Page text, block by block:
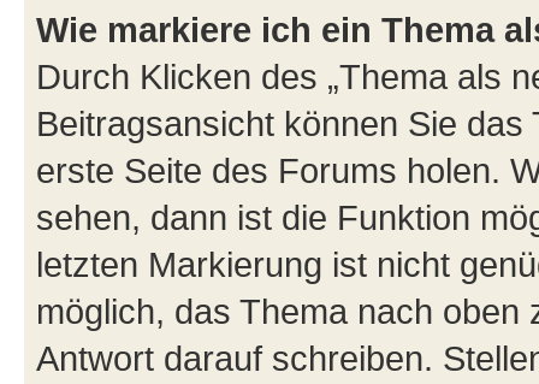
Wie markiere ich ein Thema
Durch Klicken des „Thema als
Beitragsansicht können Sie
erste Seite des Forums holen.
sehen, dann ist die Funktion
letzten Markierung ist nicht
möglich, das Thema nach oben
Antwort darauf schreiben.